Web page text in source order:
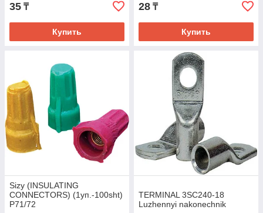
35 ₸
Купить
28 ₸
Купить
Sizy (INSULATING
CONNECTORS) (1уп.-100sht)
Р71/72
TERMINAL 3SC240-18
Luzhennyi nakonechnik